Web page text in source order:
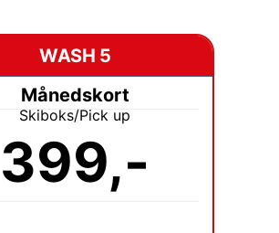
WASH 5
Månedskort
Skiboks/Pick up
399,-